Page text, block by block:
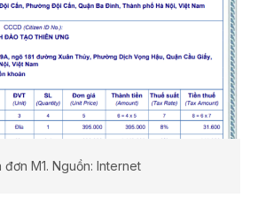
đơn M1. Nguồn: Internet